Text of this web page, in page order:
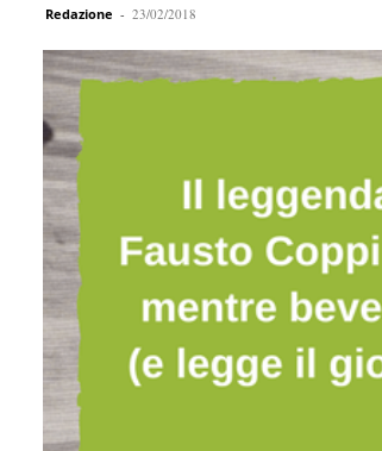
Redazione - 23/02/2018